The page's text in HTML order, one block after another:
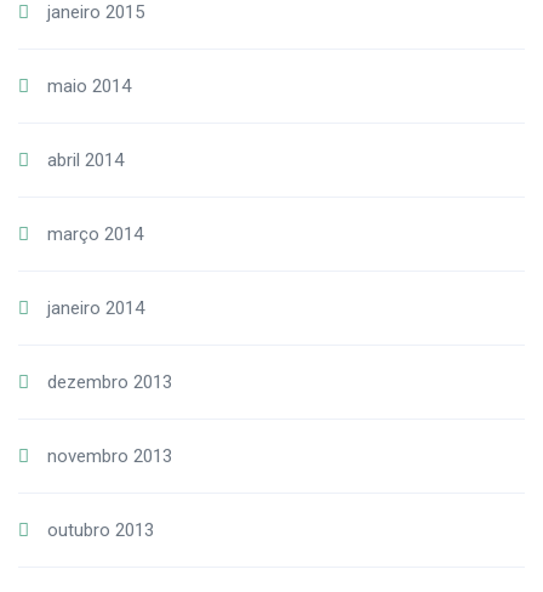
janeiro 2015
maio 2014
abril 2014
março 2014
janeiro 2014
dezembro 2013
novembro 2013
outubro 2013